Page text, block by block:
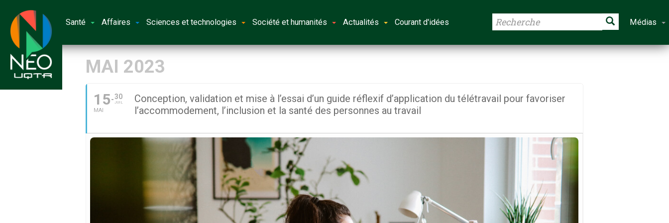
Santé Affaires Sciences et technologies Société et humanités Actualités Courant d'idées Médias
MAI 2023
15
MAI
30
JUIL
Conception, validation et mise à l’essai d’un guide réflexif d’application du télétravail pour favoriser
l’accommodement, l’inclusion et la santé des personnes au travail